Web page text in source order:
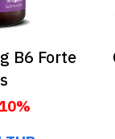
B6 Forte